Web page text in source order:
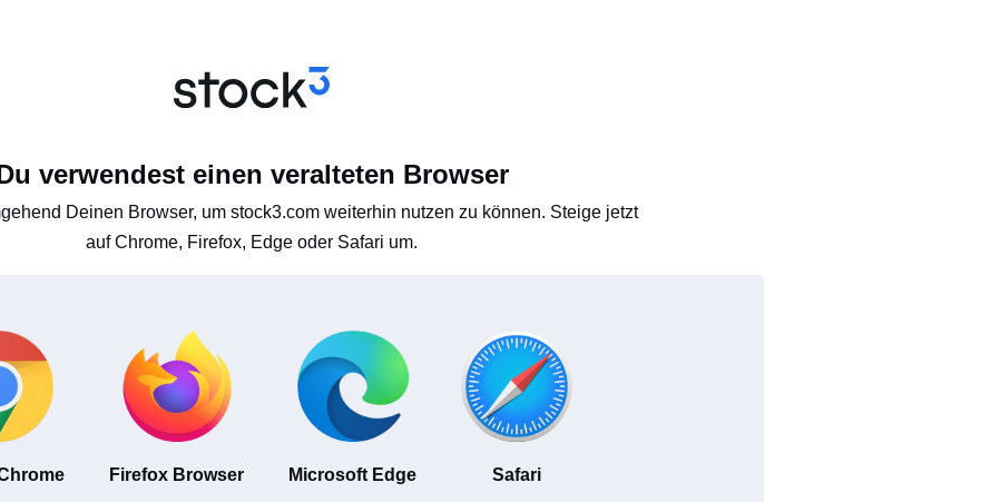
verwendest einen veralteten Browser
Deinen Browser, um stock3.com weiterhin nutzen zu können. Steige jetzt
auf Chrome, Firefox, Edge oder Safari um.
Firefox Browser Microsoft Edge Safari